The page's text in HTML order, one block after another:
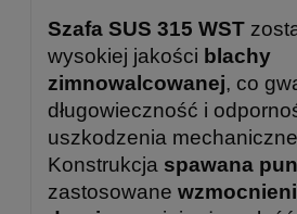
Szafa SUS 315 WST
wysokiej jakości blachy
zimnowalcowanej, co
długowieczność i
uszkodzenia
Konstrukcja spawana
zastosowane